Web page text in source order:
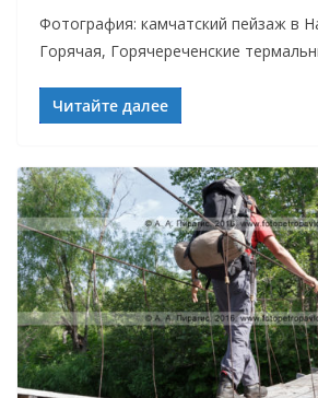
Фотография: камчатский пейзаж в
Горячая, Горячереченские
Читайте далее